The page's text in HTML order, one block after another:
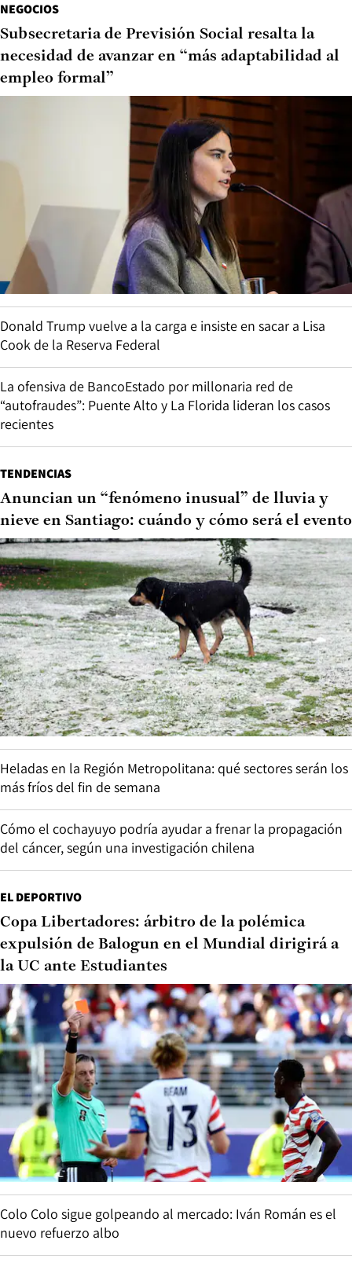
NEGOCIOS
Subsecretaria de Previsión Social resalta la
necesidad de avanzar en “más adaptabilidad al
empleo formal”
Donald Trump vuelve a la carga e insiste en sacar a Lisa
Cook de la Reserva Federal
La ofensiva de BancoEstado por millonaria red de
“autofraudes”: Puente Alto y La Florida lideran los casos
recientes
TENDENCIAS
Anuncian un “fenómeno inusual” de lluvia y
nieve en Santiago: cuándo y cómo será el evento
Heladas en la Región Metropolitana: qué sectores serán los
más fríos del fin de semana
Cómo el cochayuyo podría ayudar a frenar la propagación
del cáncer, según una investigación chilena
EL DEPORTIVO
Copa Libertadores: árbitro de la polémica
expulsión de Balogun en el Mundial dirigirá a
la UC ante Estudiantes
Colo Colo sigue golpeando al mercado: Iván Román es el
nuevo refuerzo albo